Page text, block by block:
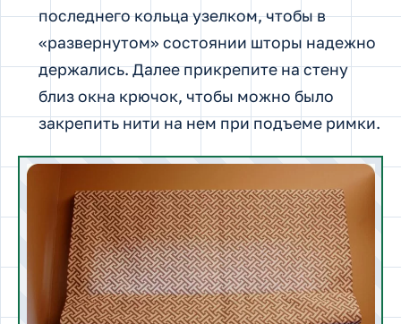
последнего кольца узелком, чтобы в
«развернутом» состоянии шторы надежно
держались. Далее прикрепите на стену
близ окна крючок, чтобы можно было
закрепить нити на нем при подъеме римки.